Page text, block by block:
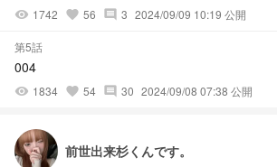
visibility 1742 favorite 56 comment 3 2024/09/09 10:19 公開
第5話
004
visibility 1834 favorite 54 comment 30 2024/09/08 07:38 公開
前世出来杉くんです。